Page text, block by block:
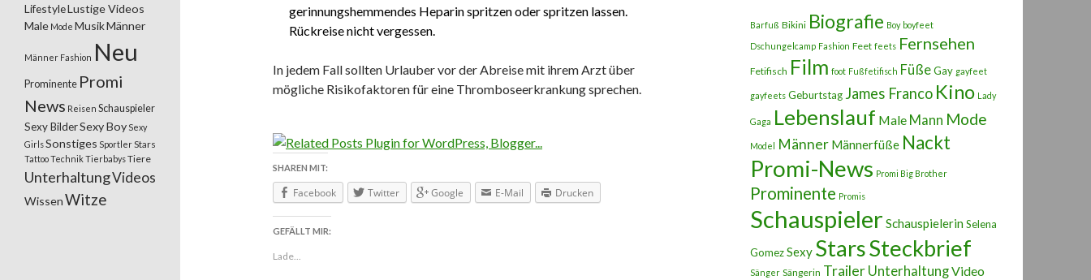
gerinnungshemmendes Heparin spritzen oder spritzen lassen.
Rückreise nicht vergessen.
In jedem Fall sollten Urlauber vor der Abreise mit ihrem Arzt über
mögliche Risikofaktoren für eine Thromboseerkrankung sprechen.
SHAREN MIT:
Facebook Twitter Google E-Mail Drucken
GEFÄLLT MIR:
Lade...
Barfuß Bikini Biografie Boy boyfeet
Dschungelcamp Fashion Feet feets Fernsehen
Fetifisch Film foot Fußfetifisch FüßeGay gayfeet
gayfeets Geburtstag James Franco Kino Lady
Gaga Lebenslauf Male Mann Mode
Model Männer Männerfüße Nackt
Promi-News Promi Big Brother
Prominente Promis
Schauspieler Schauspielerin Selena
GomezSexy StarsSteckbrief
Sänger Sängerin Trailer UnterhaltungVideo
LifestyleLustige Videos
Male Mode MusikMänner
Männer Fashion Neu
Prominente Promi
News Reisen Schauspieler
Sexy BilderSexy Boy Sexy
GirlsSonstiges SportlerStars
TattooTechnikTierbabysTiere
UnterhaltungVideos
WissenWitze